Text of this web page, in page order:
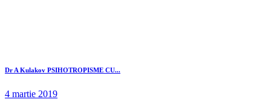
Dr A Kulakov PSIHOTROPISME CU...
4 martie 2019